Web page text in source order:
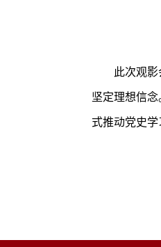
此次观
坚定理想信
式推动党史学